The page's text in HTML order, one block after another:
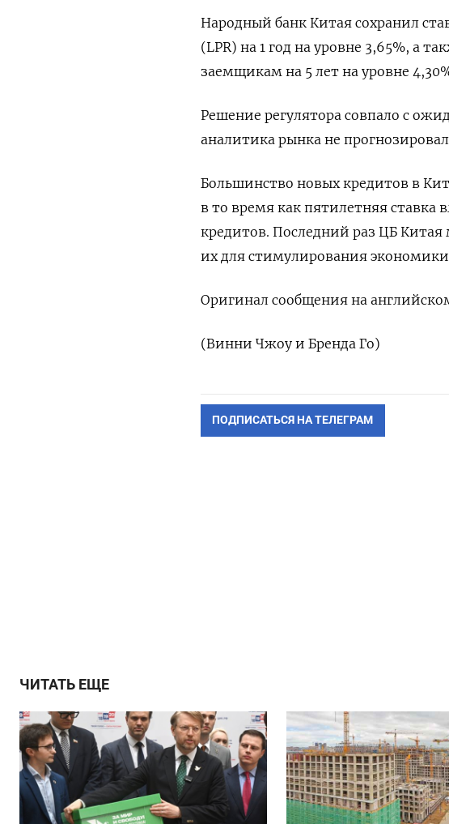
Народный банк Китая сохранил
(LPR) на 1 год на уровне 3,65%, а
заемщикам на 5 лет на уровне
Решение регулятора совпало с
аналитика рынка не
Большинство новых кредитов в
в то время как пятилетняя ставка
кредитов. Последний раз ЦБ Китая
их для стимулирования
Оригинал сообщения на
(Винни Чжоу и Бренда Го)
ПОДПИСАТЬСЯ НА ТЕЛЕГРАМ
ЧИТАТЬ ЕЩЕ